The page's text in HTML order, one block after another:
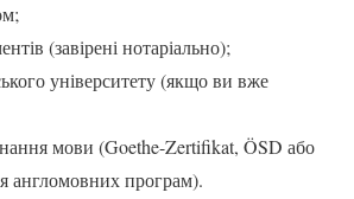
(завірені нотаріально);
університету (якщо ви вже
мови (Goethe-Zertifikat, ÖSD або
англомовних програм).